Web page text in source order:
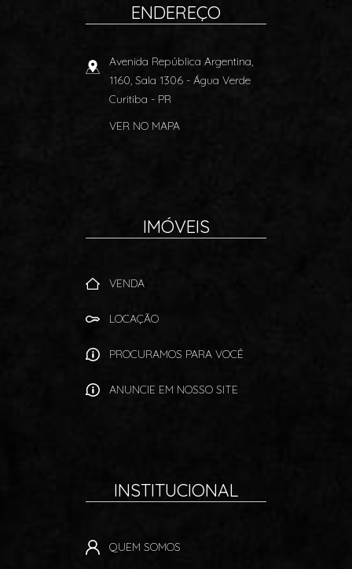
ENDEREÇO
Avenida República Argentina,
1160, Sala 1306 - Água Verde
Curitiba - PR
VER NO MAPA
IMÓVEIS
VENDA
LOCAÇÃO
PROCURAMOS PARA VOCÊ
ANUNCIE EM NOSSO SITE
INSTITUCIONAL
QUEM SOMOS